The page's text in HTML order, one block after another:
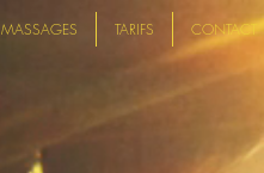
MASSAGES TARIFS CONTACT